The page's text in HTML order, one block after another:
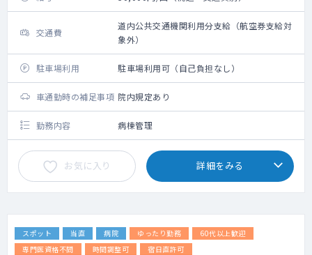
交通費
道内公共交通機関利用分支給（航空券支給対
象外）
駐車場利用 駐車場利用可（自己負担なし）
車通勤時の補足事項 院内規定あり
勤務内容 病棟管理
お気に入り 詳細をみる
スポット 当直 病院 ゆったり勤務
60代以上歓迎
専門医資格不問
時間調整可 宿日直許可